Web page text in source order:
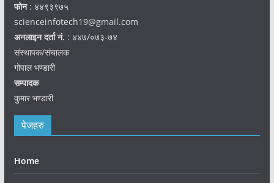
फोन: ४४९३९७५
scienceinfotech19@gmail.com
अनलाइन दर्ता नं. : ४४७/०७३-७४
संस्थापक/संचालक
गोपाल भण्डारी
सम्पादक
कुमार भण्डारी
पेजहरु
Home